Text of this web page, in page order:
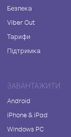
Безпека
Viber Out
Тарифи
Підтримка
ЗАВАНТАЖИТИ
Android
iPhone & iPad
Windows PC